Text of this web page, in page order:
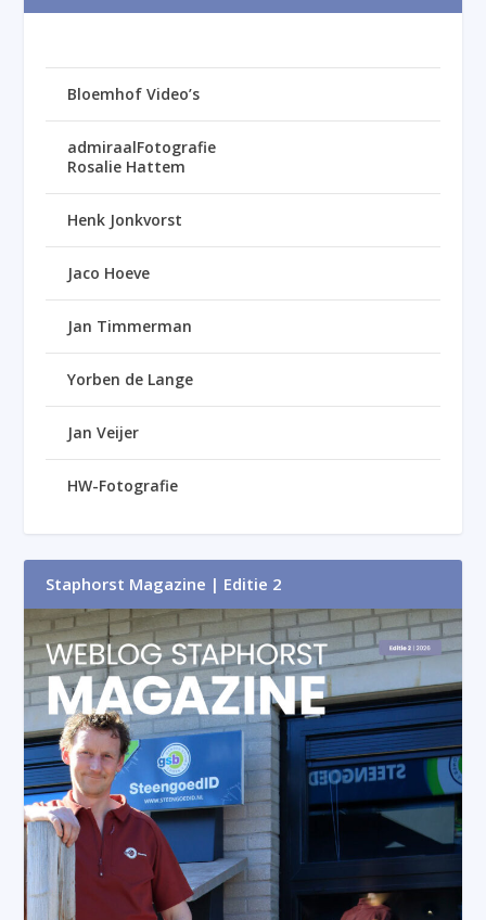
Bloemhof Video’s
admiraalFotografie
Rosalie Hattem
Henk Jonkvorst
Jaco Hoeve
Jan Timmerman
Yorben de Lange
Jan Veijer
HW-Fotografie
Staphorst Magazine | Editie 2